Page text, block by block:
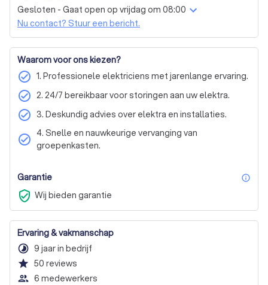
Gesloten - Gaat open op vrijdag om 08:00
Nu contact? Stuur een bericht.
Waarom voor ons kiezen?
check_circle 1. Professionele elektriciens met jarenlange ervaring.
check_circle 2. 24/7 bereikbaar voor storingen aan uw elektra.
check_circle 3. Deskundig advies over elektra en installaties.
check_circle 4. Snelle en nauwkeurige vervanging van
groepenkasten.
Garantie
verified_user Wij bieden garantie
Ervaring & vakmanschap
timelapse 9 jaar in bedrijf
star 50 reviews
people_outline 6 medewerkers